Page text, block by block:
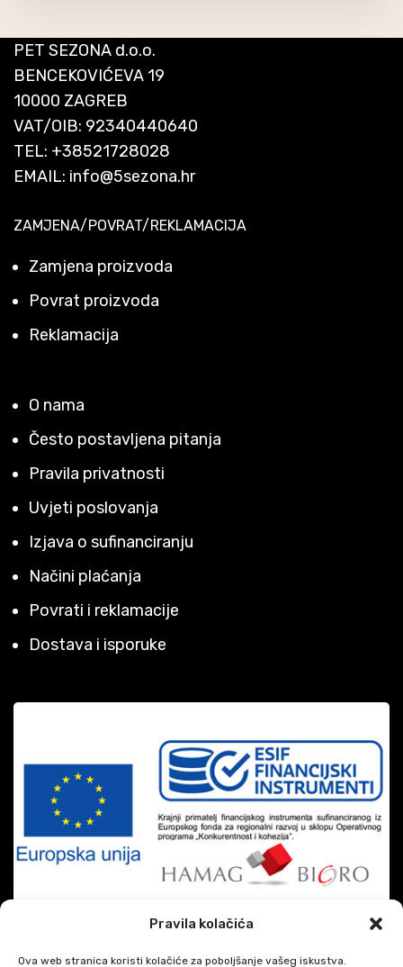
Pravila kolačića
Ova web stranica koristi kolačiće za poboljšanje vašeg iskustva.
PET SEZONA d.o.o.
BENCEKOVIĆEVA 19
10000 ZAGREB
VAT/OIB: 92340440640
TEL: +38521728028
EMAIL: info@5sezona.hr
ZAMJENA/POVRAT/REKLAMACIJA
Zamjena proizvoda
Povrat proizvoda
Reklamacija
O nama
Često postavljena pitanja
Pravila privatnosti
Uvjeti poslovanja
Izjava o sufinanciranju
Načini plaćanja
Povrati i reklamacije
Dostava i isporuke